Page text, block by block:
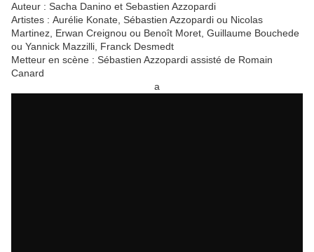
Auteur : Sacha Danino et Sebastien Azzopardi
Artistes : Aurélie Konate, Sébastien Azzopardi ou Nicolas
Martinez, Erwan Creignou ou Benoît Moret, Guillaume Bouchede
ou Yannick Mazzilli, Franck Desmedt
Metteur en scène : Sébastien Azzopardi assisté de Romain
Canard
a